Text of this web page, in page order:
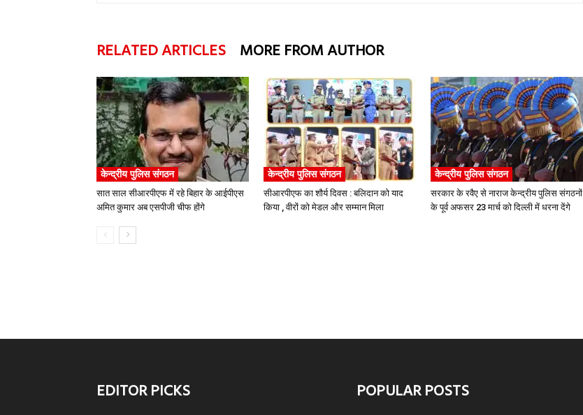
RELATED ARTICLES MORE FROM AUTHOR
केन्द्रीय पुलिस संगठन
सात साल सीआरपीएफ में रहे बिहार के आईपीएस
अमित कुमार अब एसपीजी चीफ होंगे
केन्द्रीय पुलिस संगठन
सीआरपीएफ का शौर्य दिवस : बलिदान को याद
किया , वीरों को मेडल और सम्मान मिला
केन्द्रीय पुलिस संगठन
सरकार के रवैए से नाराज केन्द्रीय पुलिस संगठनों
के पूर्व अफसर 23 मार्च को दिल्ली में धरना देंगे
EDITOR PICKS POPULAR POSTS